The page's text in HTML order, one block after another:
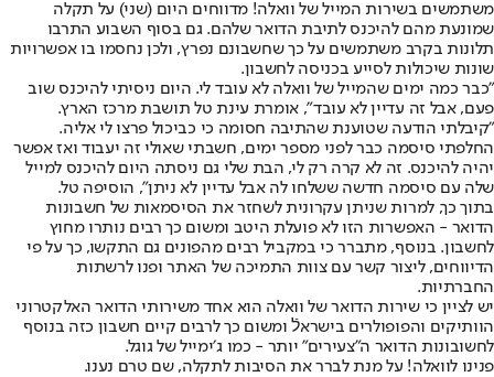
משתמשים בשירות המייל של וואלה! מדווחים היום (שני) על תקלה
שמונעת מהם להיכנס לתיבת הדואר שלהם. גם בסוף השבוע התרבו
תלונות בקרב משתמשים על כך שחשבונם נפרץ, ולכן נחסמו בו אפשרויות
שונות שיכולות לסייע בכניסה לחשבון.
"כבר כמה ימים שהמייל של וואלה לא עובד לי. היום ניסיתי להיכנס שוב
פעם, אבל זה עדיין לא עובד״, אומרת עינת טל תושבת מרכז הארץ.
״קיבלתי הודעה שטוענת שהתיבה חסומה כי כביכול פרצו לי אליה.
החלפתי סיסמה כבר לפני מספר ימים, חשבתי שאולי זה יעבוד ואז אפשר
יהיה להיכנס. זה לא קרה רק לי, הבת שלי גם ניסתה היום להיכנס למייל
שלה עם סיסמה חדשה ששלחו לה אבל עדיין לא ניתן״, הוסיפה טל.
בתוך כך, למרות שניתן עקרונית לשחזר את הסיסמאות של חשבונות
הדואר - האפשרות הזו לא פועלת היטב ומשום כך רבים נותרו מחוץ
לחשבון. בנוסף, מתברר כי במקביל רבים מהפונים גם התקשו, כך על פי
הדיווחים, ליצור קשר עם צוות התמיכה של האתר ופנו לרשתות
החברתיות.
יש לציין כי שירות הדואר של וואלה הוא אחד משירותי הדואר האלקטרוני
הוותיקים והפופולרים בישראלֿ ומשום כך לרבים קיים חשבון כזה בנוסף
לחשובונות הדואר ה״צעירים״ יותר - כמו ג׳ימייל של גוגל.
פנינו לוואלה! על מנת לברר את הסיבות לתקלה, שם טרם נענו.